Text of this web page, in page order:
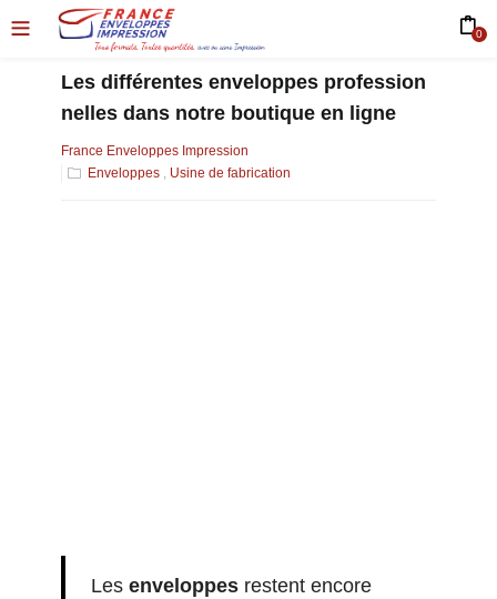
0
Les différentes enveloppes profession
nelles dans notre boutique en ligne
France Enveloppes Impression
Enveloppes , Usine de fabrication
Les enveloppes restent encore